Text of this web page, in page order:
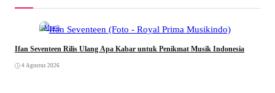
Musik
Ifan Seventeen Rilis Ulang Apa Kabar untuk Penikmat Musik Indonesia
4 Agustus 2026